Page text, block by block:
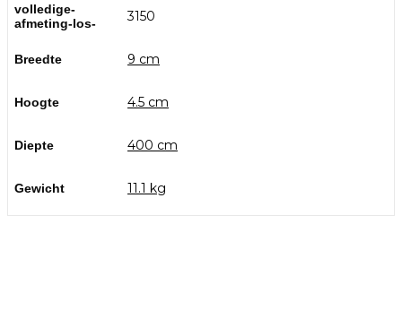
volledige-
afmeting-los-
3150
Breedte 9 cm
Hoogte 4.5 cm
Diepte 400 cm
Gewicht 11.1 kg